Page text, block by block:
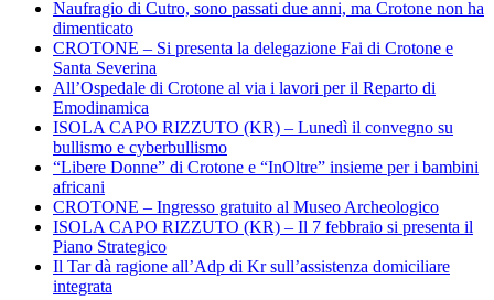
Naufragio di Cutro, sono passati due anni, ma Crotone non ha
dimenticato
CROTONE – Si presenta la delegazione Fai di Crotone e
Santa Severina
All’Ospedale di Crotone al via i lavori per il Reparto di
Emodinamica
ISOLA CAPO RIZZUTO (KR) – Lunedì il convegno su
bullismo e cyberbullismo
“Libere Donne” di Crotone e “InOltre” insieme per i bambini
africani
CROTONE – Ingresso gratuito al Museo Archeologico
ISOLA CAPO RIZZUTO (KR) – Il 7 febbraio si presenta il
Piano Strategico
Il Tar dà ragione all’Adp di Kr sull’assistenza domiciliare
integrata